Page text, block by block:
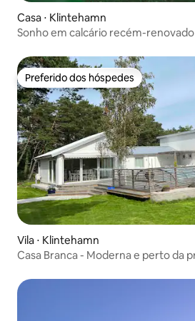
Casa ⋅ Klintehamn
Sonho em calcário recém-renovado
Preferido dos hóspedes
Preferido dos hóspedes
Vila ⋅ Klintehamn
Casa Branca - Moderna e perto da